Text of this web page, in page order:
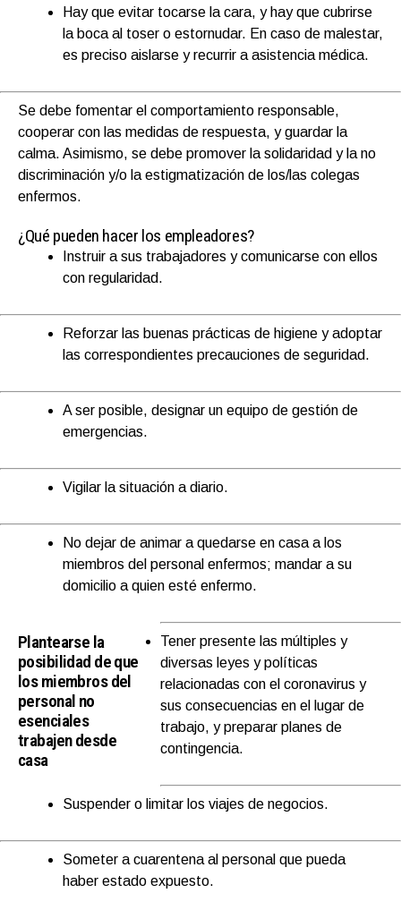
Hay que evitar tocarse la cara, y hay que cubrirse
la boca al toser o estornudar. En caso de malestar,
es preciso aislarse y recurrir a asistencia médica.
Se debe fomentar el comportamiento responsable,
cooperar con las medidas de respuesta, y guardar la
calma. Asimismo, se debe promover la solidaridad y la no
discriminación y/o la estigmatización de los/las colegas
enfermos.​
¿Qué pueden hacer los empleadores?
Instruir a sus trabajadores y comunicarse con ellos
con regularidad.
Reforzar las buenas prácticas de higiene y adoptar
las correspondientes precauciones de seguridad.
A ser posible, designar un equipo de gestión de
emergencias.
Vigilar la situación a diario.
No dejar de animar a quedarse en casa a los
miembros del personal enfermos; mandar a su
domicilio a quien esté enfermo.
Plantearse la
posibilidad de que
los miembros del
personal no
esenciales
trabajen desde
casa
Tener presente las múltiples y
diversas leyes y políticas
relacionadas con el coronavirus y
sus consecuencias en el lugar de
trabajo, y preparar planes de
contingencia.
Suspender o limitar los viajes de negocios.
Someter a cuarentena al personal que pueda
haber estado expuesto.